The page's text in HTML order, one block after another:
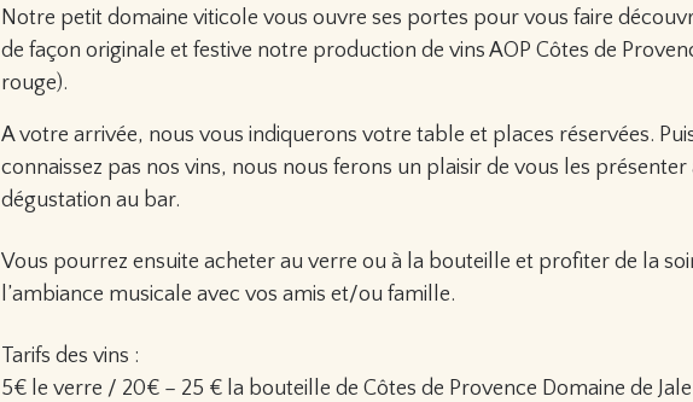
Notre petit domaine viticole vous ouvre ses portes pour vous faire
de façon originale et festive notre production de vins AOP Côtes de
rouge).
A votre arrivée, nous vous indiquerons votre table et places réservées.
connaissez pas nos vins, nous nous ferons un plaisir de vous les présenter
dégustation au bar.
Vous pourrez ensuite acheter au verre ou à la bouteille et profiter de la
l’ambiance musicale avec vos amis et/ou famille.
Tarifs des vins :
5€ le verre / 20€ – 25 € la bouteille de Côtes de Provence Domaine de